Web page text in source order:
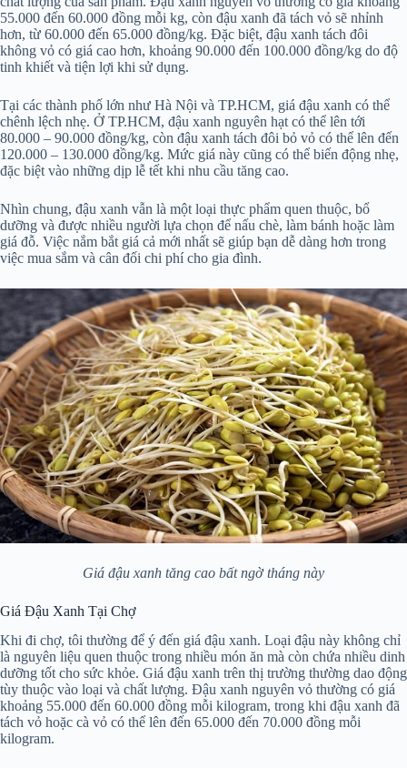
55.000 đến 60.000 đồng mỗi kg, còn đậu xanh đã tách vỏ sẽ nhỉnh
hơn, từ 60.000 đến 65.000 đồng/kg. Đặc biệt, đậu xanh tách đôi
không vỏ có giá cao hơn, khoảng 90.000 đến 100.000 đồng/kg do độ
tinh khiết và tiện lợi khi sử dụng.
Tại các thành phố lớn như Hà Nội và TP.HCM, giá đậu xanh có thể
chênh lệch nhẹ. Ở TP.HCM, đậu xanh nguyên hạt có thể lên tới
80.000 – 90.000 đồng/kg, còn đậu xanh tách đôi bỏ vỏ có thể lên đến
120.000 – 130.000 đồng/kg. Mức giá này cũng có thể biến động nhẹ,
đặc biệt vào những dịp lễ tết khi nhu cầu tăng cao.
Nhìn chung, đậu xanh vẫn là một loại thực phẩm quen thuộc, bổ
dưỡng và được nhiều người lựa chọn để nấu chè, làm bánh hoặc làm
giá đỗ. Việc nắm bắt giá cả mới nhất sẽ giúp bạn dễ dàng hơn trong
việc mua sắm và cân đối chi phí cho gia đình.
Giá đậu xanh tăng cao bất ngờ tháng này
Giá Đậu Xanh Tại Chợ
Khi đi chợ, tôi thường để ý đến giá đậu xanh. Loại đậu này không chỉ
là nguyên liệu quen thuộc trong nhiều món ăn mà còn chứa nhiều dinh
dưỡng tốt cho sức khỏe. Giá đậu xanh trên thị trường thường dao động
tùy thuộc vào loại và chất lượng. Đậu xanh nguyên vỏ thường có giá
khoảng 55.000 đến 60.000 đồng mỗi kilogram, trong khi đậu xanh đã
tách vỏ hoặc cà vỏ có thể lên đến 65.000 đến 70.000 đồng mỗi
kilogram.